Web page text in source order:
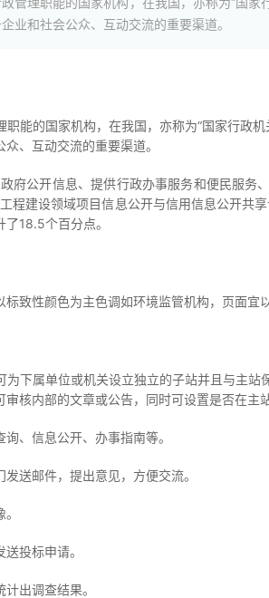
业和社会公众、互动交流的重要渠道。
的国家机构，在我国，亦称为“国家行政
、互动交流的重要渠道。
公开信息、提供行政办事服务和便民服务
建设领域项目信息公开与信用信息公开共
18.5个百分点。
性颜色为主色调如环境监管机构，页面宜
属单位或机关设立独立的子站并且与主站
核内部的文章或公告，同时可设置是否在主站
、信息公开、办事指南等。
送邮件，提出意见，方便交流。
投标申请。
出调查结果。